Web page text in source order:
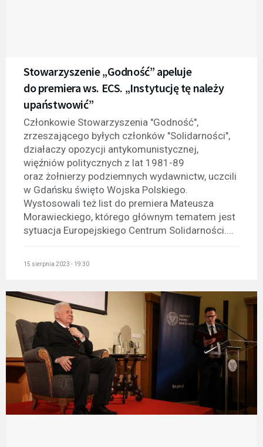
Stowarzyszenie „Godność” apeluje
do premiera ws. ECS. „Instytucję tę należy
upaństwowić”
Członkowie Stowarzyszenia "Godność",
zrzeszającego byłych członków "Solidarności",
działaczy opozycji antykomunistycznej,
więźniów politycznych z lat 1981-89
oraz żołnierzy podziemnych wydawnictw, uczcili
w Gdańsku święto Wojska Polskiego.
Wystosowali też list do premiera Mateusza
Morawieckiego, którego głównym tematem jest
sytuacja Europejskiego Centrum Solidarności....
15 sierpnia 2023 - 19:30